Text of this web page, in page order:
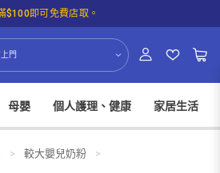
$100即可免費店取。
概覽啦！
門
母嬰 個人護理、健康 家居生活
> 較大嬰兒奶粉
>